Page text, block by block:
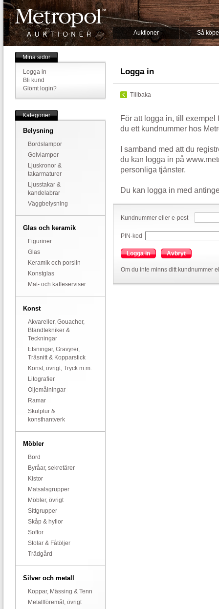
Auktioner Så
Mina sidor
Logga in
Bli kund
Glömt login?
Kategorier
Belysning
Bordslampor
Golvlampor
Ljuskronor &
takarmaturer
Ljusstakar &
kandelabrar
Väggbelysning
Glas och keramik
Figuriner
Glas
Keramik och porslin
Konstglas
Mat- och kaffeserviser
Konst
Akvareller, Gouacher,
Blandtekniker &
Teckningar
Etsningar, Gravyrer,
Träsnitt & Kopparstick
Konst, övrigt, Tryck m.m.
Litografier
Oljemålningar
Ramar
Skulptur &
konsthantverk
Möbler
Bord
Byråar, sekretärer
Kistor
Matsalsgrupper
Möbler, övrigt
Sittgrupper
Skåp & hyllor
Soffor
Stolar & Fåtöljer
Trädgård
Silver och metall
Koppar, Mässing & Tenn
Metallföremål, övrigt
Logga in
Tillbaka
För att logga in, till exempel
du ett kundnummer hos
I samband med att du
du kan logga in på
personliga tjänster.
Du kan logga in med
Kundnummer eller e-post
PIN-kod
Logga in Avbryt
Om du inte minns ditt kundnummer